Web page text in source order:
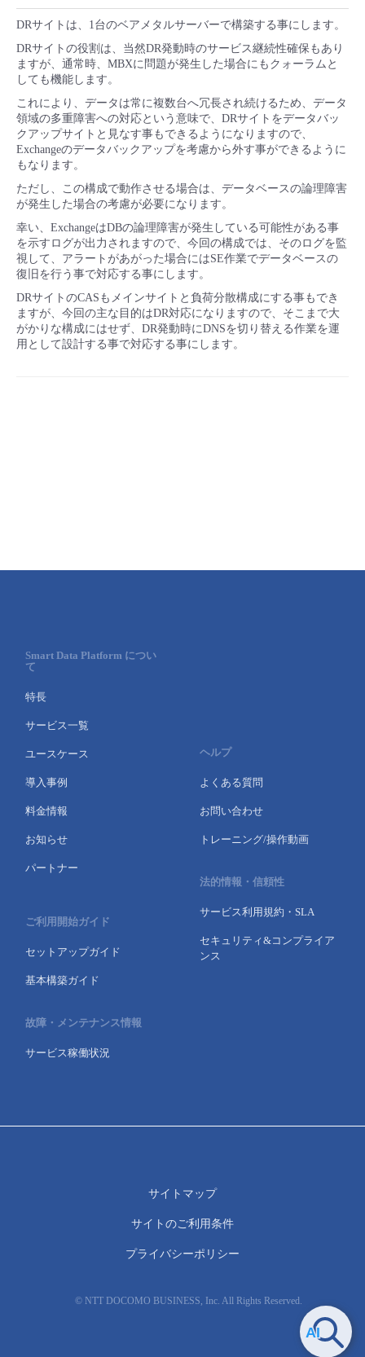
DRサイトは、1台のベアメタルサーバーで構築する事にします。
DRサイトの役割は、当然DR発動時のサービス継続性確保もあり
ますが、通常時、MBXに問題が発生した場合にもクォーラムと
しても機能します。
これにより、データは常に複数台へ冗長され続けるため、データ
領域の多重障害への対応という意味で、DRサイトをデータバッ
クアップサイトと見なす事もできるようになりますので、
Exchangeのデータバックアップを考慮から外す事ができるように
もなります。
ただし、この構成で動作させる場合は、データベースの論理障害
が発生した場合の考慮が必要になります。
幸い、ExchangeはDBの論理障害が発生している可能性がある事
を示すログが出力されますので、今回の構成では、そのログを監
視して、アラートがあがった場合にはSE作業でデータベースの
復旧を行う事で対応する事にします。
DRサイトのCASもメインサイトと負荷分散構成にする事もでき
ますが、今回の主な目的はDR対応になりますので、そこまで大
がかりな構成にはせず、DR発動時にDNSを切り替える作業を運
用として設計する事で対応する事にします。
Smart Data Platform につい
て
特長
サービス一覧
ユースケース
導入事例
料金情報
お知らせ
パートナー
ご利用開始ガイド
セットアップガイド
基本構築ガイド
故障・メンテナンス情報
サービス稼働状況
ヘルプ
よくある質問
お問い合わせ
トレーニング/操作動画
法的情報・信頼性
サービス利用規約・SLA
セキュリティ&コンプライア
ンス
© NTT DOCOMO BUSINESS, Inc. All Rights Reserved.
サイトマップ
サイトのご利用条件
プライバシーポリシー